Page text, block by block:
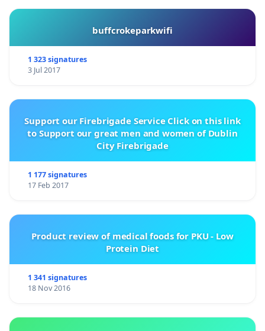
buffcrokeparkwifi
1 323 signatures
3 Jul 2017
Support our Firebrigade Service Click on this link
to Support our great men and women of Dublin
City Firebrigade
1 177 signatures
17 Feb 2017
Product review of medical foods for PKU - Low
Protein Diet
1 341 signatures
18 Nov 2016